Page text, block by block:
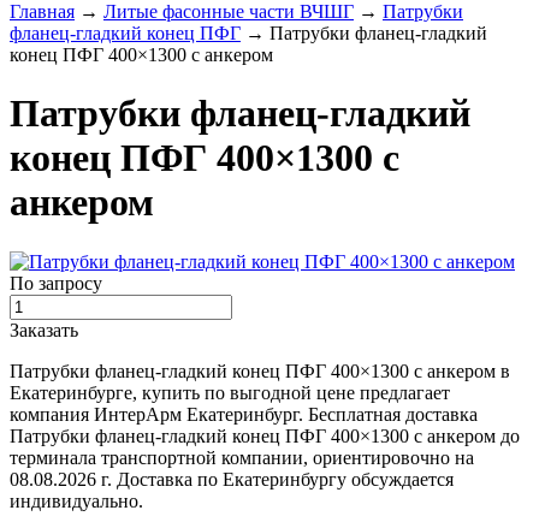
Главная → Литые фасонные части ВЧШГ → Патрубки
фланец-гладкий конец ПФГ → Патрубки фланец-гладкий
конец ПФГ 400×1300 с анкером
Патрубки фланец-гладкий
конец ПФГ 400×1300 с
анкером
По запросу
Заказать
Патрубки фланец-гладкий конец ПФГ 400×1300 с анкером в
Екатеринбурге, купить по выгодной цене предлагает
компания ИнтерАрм Екатеринбург. Бесплатная доставка
Патрубки фланец-гладкий конец ПФГ 400×1300 с анкером до
терминала транспортной компании, ориентировочно на
08.08.2026 г. Доставка по Екатеринбургу обсуждается
индивидуально.